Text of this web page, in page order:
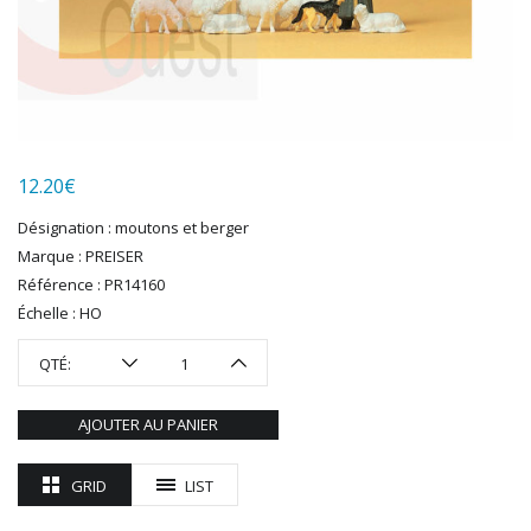
HUMBROL
ITALERI
MAKETTE
MARLKIN
MKD
NOREV
NOVATEUR MODELES
PECO
PG mini
PN SUD MODELISME
PRINCE AUGUST
12.20€
Désignation : moutons et berger
Marque : PREISER
Référence : PR14160
Échelle : HO
QTÉ:
AJOUTER AU PANIER
GRID LIST